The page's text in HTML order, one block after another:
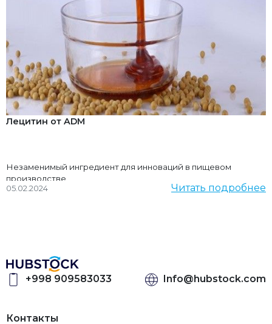
Лецитин от ADM
Незаменимый ингредиент для инноваций в пищевом
производстве
05.02.2024
Читать подробнее
+998 909583033 Info@hubstock.com
Контакты